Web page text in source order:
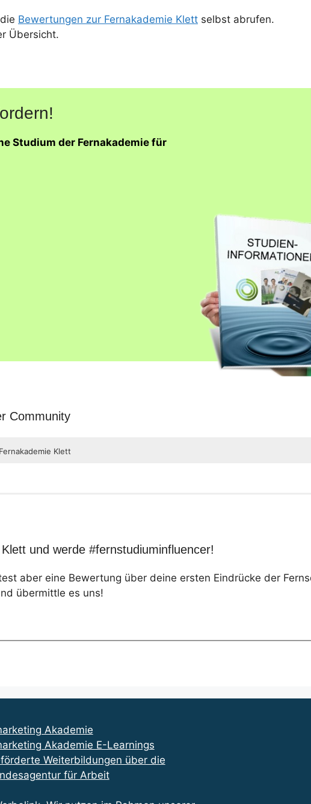
Bewertungen zur Fernakademie Klett selbst abrufen.
Übersicht.
Studium der Fernakademie für
Community
Klett
und werde #fernstudiuminfluencer!
aber eine Bewertung über deine ersten Eindrücke der
übermittle es uns!
Akademie
Akademie E-Learnings
Weiterbildungen über die
für Arbeit